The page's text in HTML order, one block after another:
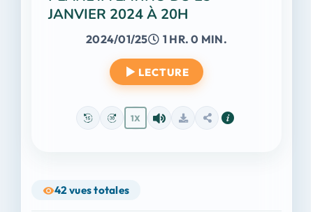
JANVIER 2024 À 20H
2024/01/25 1 HR. 0 MIN.
LECTURE
1X
42 vues totales